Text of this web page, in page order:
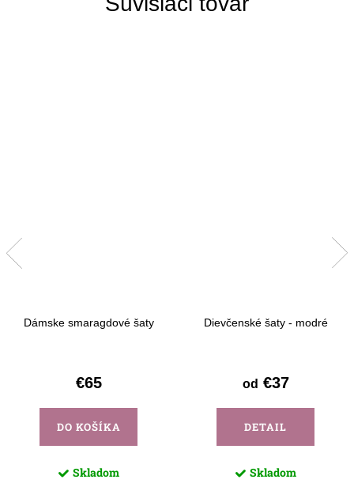
Dámske smaragdové šaty
€65
DO KOŠÍKA
Skladom
Dievčenské šaty - modré
od €37
DETAIL
Skladom